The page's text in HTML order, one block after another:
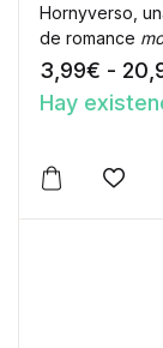
Hornyverso,
de romance
autores y
fragmentado
Colisión.
3,99€ -
Hay
Este